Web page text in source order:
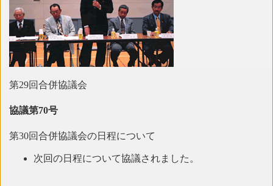
第29回合併協議会
協議第70号
第30回合併協議会の日程について
次回の日程について協議されました。